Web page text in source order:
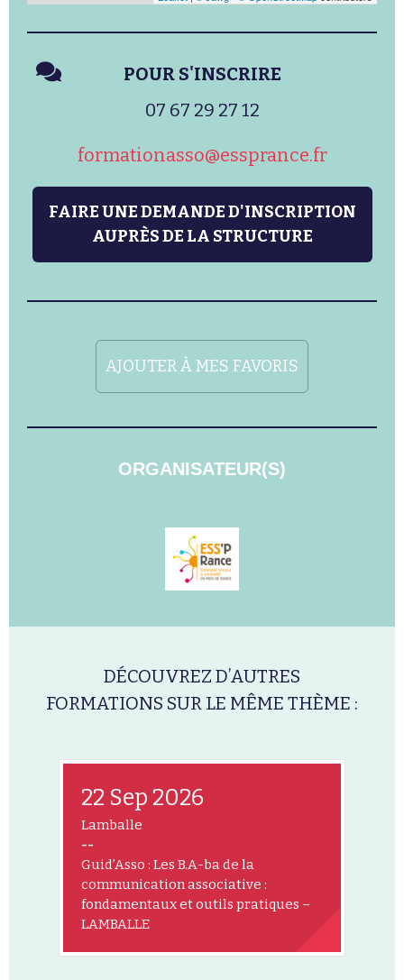
POUR S'INSCRIRE
07 67 29 27 12
formationasso@essprance.fr
FAIRE UNE DEMANDE D'INSCRIPTION
AUPRÈS DE LA STRUCTURE
AJOUTER À MES FAVORIS
ORGANISATEUR(S)
DÉCOUVREZ D’AUTRES
FORMATIONS SUR LE MÊME THÈME :
22 Sep 2026
Lamballe
--
Guid’Asso : Les B.A-ba de la
communication associative :
fondamentaux et outils pratiques –
LAMBALLE